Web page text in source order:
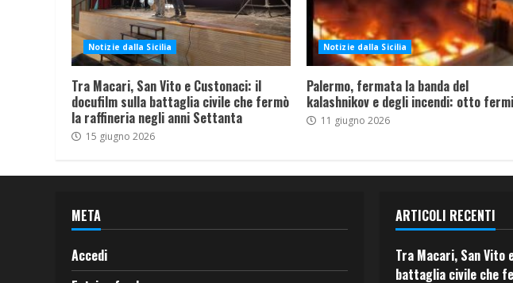
Notizie dalla Sicilia
Tra Macari, San Vito e Custonaci: il
docufilm sulla battaglia civile che fermò
la raffineria negli anni Settanta
15 giugno 2026
Notizie dalla Sicilia
Palermo, fermata la banda del
kalashnikov e degli incendi: otto fermi
11 giugno 2026
META
Accedi
ARTICOLI RECENTI
Tra Macari, San Vito
battaglia civile che